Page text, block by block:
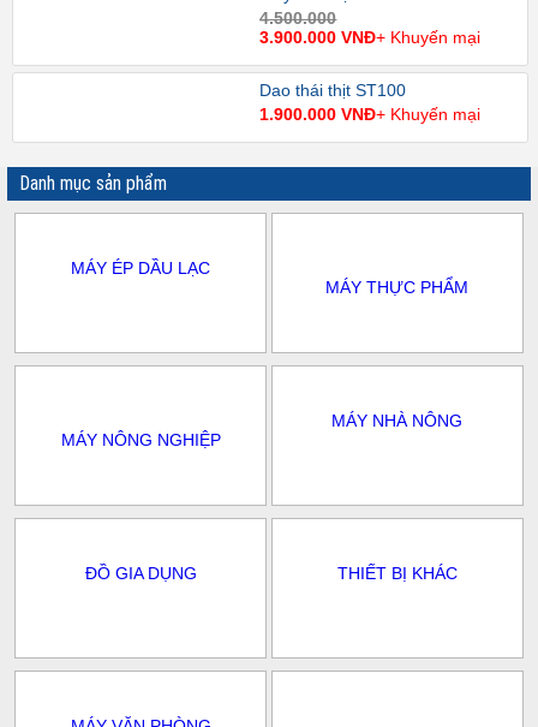
4.500.000
3.900.000 VNĐ+ Khuyến mại
Dao thái thịt ST100
1.900.000 VNĐ+ Khuyến mại
Danh mục sản phẩm
MÁY ÉP DẦU LẠC
MÁY THỰC PHẨM
MÁY NÔNG NGHIỆP
MÁY NHÀ NÔNG
ĐỒ GIA DỤNG THIẾT BỊ KHÁC